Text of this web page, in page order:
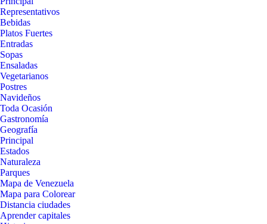
Representativos
Bebidas
Platos Fuertes
Entradas
Sopas
Ensaladas
Vegetarianos
Postres
Navideños
Toda Ocasión
Gastronomía
Geografía
Principal
Estados
Naturaleza
Parques
Mapa de Venezuela
Mapa para Colorear
Distancia ciudades
Aprender capitales